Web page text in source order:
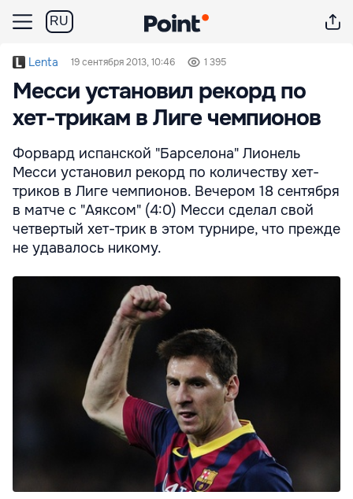
RU
Lenta 19 сентября 2013, 10:46 1 395
Месси установил рекорд по
хет-трикам в Лиге чемпионов
Форвард испанской "Барселона" Лионель
Месси установил рекорд по количеству хет-
триков в Лиге чемпионов. Вечером 18 сентября
в матче с "Аяксом" (4:0) Месси сделал свой
четвертый хет-трик в этом турнире, что прежде
не удавалось никому.